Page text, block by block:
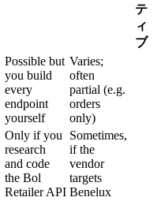
テ
ィ
ブ
Possible but
you build
every
endpoint
yourself
Varies;
often
partial (e.g.
orders
only)
Only if you
research
and code
the Bol
Retailer API
Sometimes,
if the
vendor
targets
Benelux